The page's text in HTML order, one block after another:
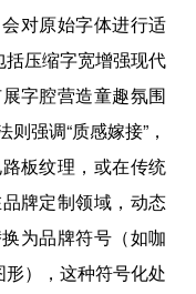
对原始字体进行适
括压缩字宽增强现代
字腔营造童趣氛围
强调“质感嫁接”，
板纹理，或在传统
牌定制领域，动态
为品牌符号（如咖
形），这种符号化处